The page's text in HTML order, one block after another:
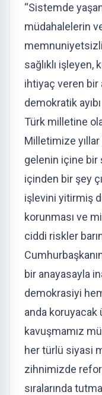
“Sistemde
müdahalelerin
sağlıklı işleyen,
ihtiyaç veren bir
demokratik
Türk milletine
Milletimize
gelenin içine bir
içinden bir şey
işlevini yitirmiş
korunması ve
ciddi riskler
bir anayasayla
demokrasiyi
anda koruyacak
kavuşmamız
her türlü siyasi
zihnimizde
sıralarında